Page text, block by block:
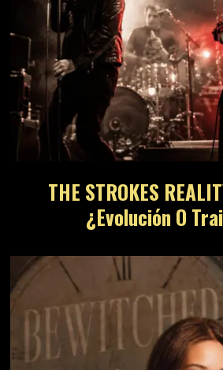
THE STROKES
¿Evolución O